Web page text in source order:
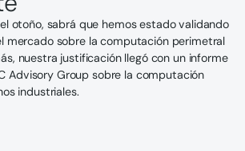
otoño, sabrá que hemos estado validando
mercado sobre la computación perimetral
nuestra justificación llegó con un informe
Advisory Group sobre la computación
industriales.